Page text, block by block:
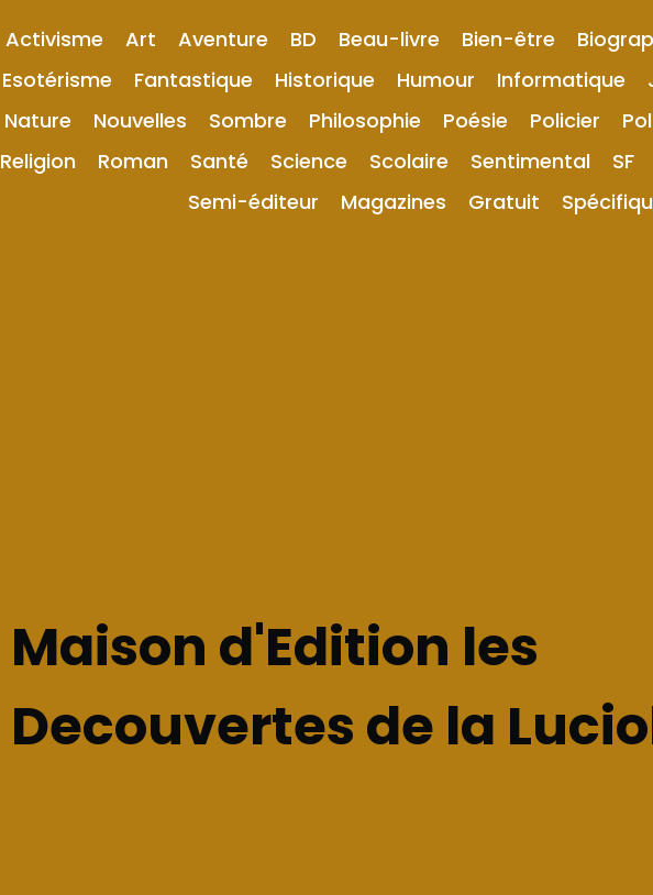
Activisme Art Aventure BD Beau-livre Bien-être
Esotérisme
Fantastique Historique Humour Informatique
Nature
Nouvelles Sombre Philosophie Poésie Policier
Religion
Roman Santé Science Scolaire Sentimental
SF
Semi-éditeur
Magazines Gratuit
Maison d'Edition les
Decouvertes de la